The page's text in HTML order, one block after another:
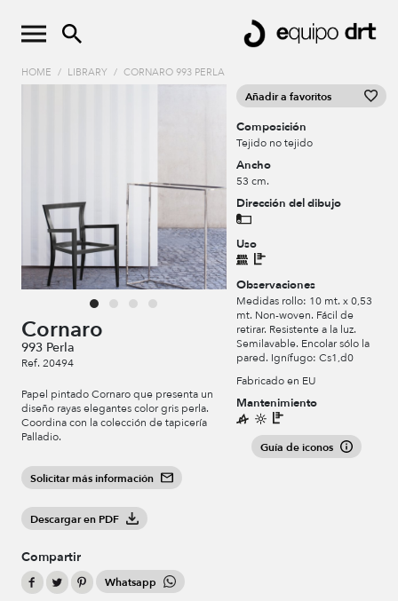
HOME / LIBRARY / CORNARO 993 PERLA
Cornaro
993 Perla
Ref. 20494
Papel pintado Cornaro que presenta un
diseño rayas elegantes color gris perla.
Coordina con la colección de tapicería
Palladio.
Solicitar más información
Descargar en PDF
Compartir
Whatsapp
Añadir a favoritos
Composición
Tejido no tejido
Ancho
53 cm.
Dirección del dibujo
Uso
Observaciones
Medidas rollo: 10 mt. x 0,53
mt. Non-woven. Fácil de
retirar. Resistente a la luz.
Semilavable. Encolar sólo la
pared. Ignífugo: Cs1,d0
Fabricado en EU
Mantenimiento
Guía de iconos